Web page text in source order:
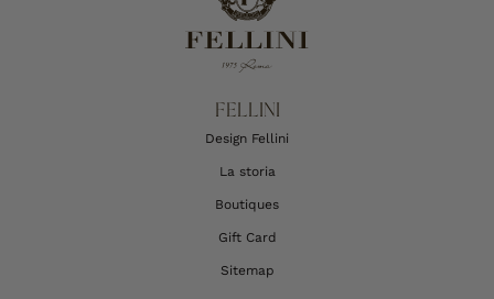
FELLINI
Design Fellini
La storia
Boutiques
Gift Card
Sitemap